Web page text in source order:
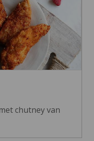
chutney van